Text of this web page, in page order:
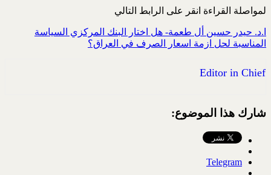
لمواصلة القراءة انقر على الرابط التالي
ا.د. حيدر حسين أل طعمة- هل اختار البنك المركزي السياسة
المناسبة لحل ازمة اسعار الصرف في العراق؟
Editor in Chief
شارك هذا الموضوع:
Telegram